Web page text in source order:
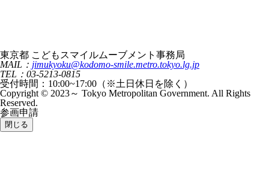
東京都 こどもスマイルムーブメント事務局
MAIL： jimukyoku@kodomo-smile.metro.tokyo.lg.jp
TEL：03-5213-0815
受付時間：10:00~17:00（※土日休日を除く）
Copyright © 2023～ Tokyo Metropolitan Government. All Rights
Reserved.
参画申請
閉じる